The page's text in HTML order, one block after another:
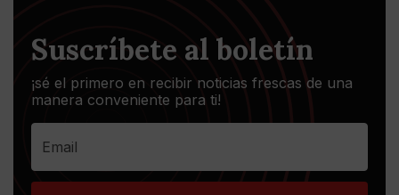
Suscríbete al boletín
¡sé el primero en recibir noticias frescas de una
manera conveniente para ti!